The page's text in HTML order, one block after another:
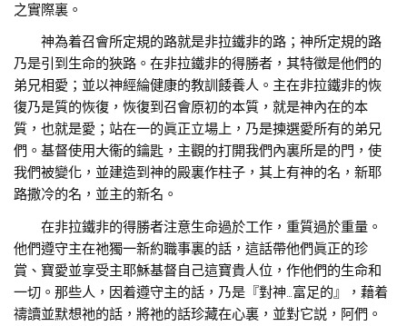
之實際裏。
神為着召會所定規的路就是非拉鐵非的路；神所定規的路
乃是引到生命的狹路。在非拉鐵非的得勝者，其特徵是他們的
弟兄相愛；並以神經綸健康的教訓餧養人。主在非拉鐵非的恢
復乃是質的恢復，恢復到召會原初的本質，就是神內在的本
質，也就是愛；站在一的眞正立場上，乃是揀選愛所有的弟兄
們。基督使用大衞的鑰匙，主觀的打開我們內裏所是的門，使
我們被變化，並建造到神的殿裏作柱子，其上有神的名，新耶
路撒冷的名，並主的新名。
在非拉鐵非的得勝者注意生命過於工作，重質過於重量。
他們遵守主在祂獨一新約職事裏的話，這話帶他們眞正的珍
賞、寶愛並享受主耶穌基督自己這寶貴人位，作他們的生命和
一切。那些人，因着遵守主的話，乃是『對神…富足的』，藉着
禱讀並默想祂的話，將祂的話珍藏在心裏，並對它説，阿們。